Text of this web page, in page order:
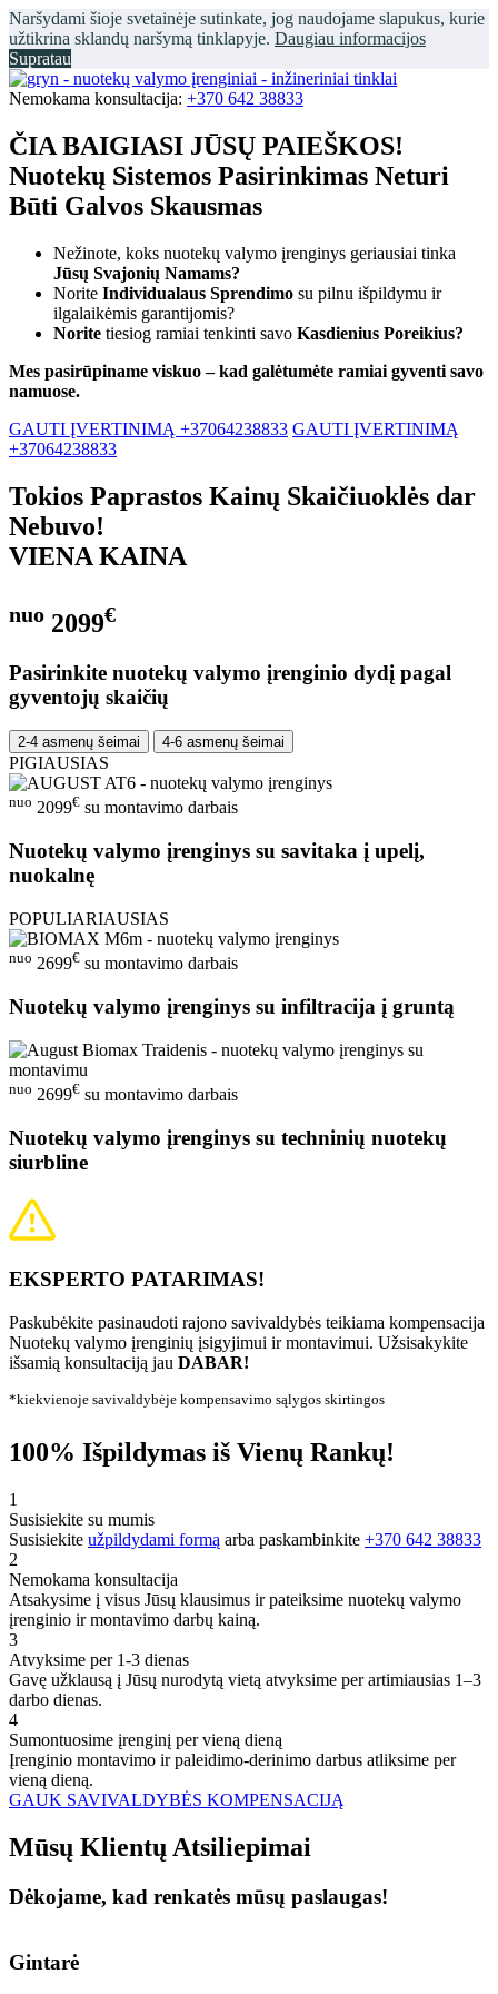
Naršydami šioje svetainėje sutinkate, jog naudojame slapukus, kurie
užtikrina sklandų naršymą tinklapyje. Daugiau informacijos
Supratau
Nemokama konsultacija: +370 642 38833
ČIA BAIGIASI JŪSŲ PAIEŠKOS!
Nuotekų Sistemos Pasirinkimas Neturi
Būti Galvos Skausmas
Nežinote, koks nuotekų valymo įrenginys geriausiai tinka
Jūsų Svajonių Namams?
Norite Individualaus Sprendimo su pilnu išpildymu ir
ilgalaikėmis garantijomis?
Norite tiesiog ramiai tenkinti savo Kasdienius Poreikius?
Mes pasirūpiname viskuo – kad galėtumėte ramiai gyventi savo
namuose.
GAUTI ĮVERTINIMĄ +37064238833 GAUTI ĮVERTINIMĄ
+37064238833
Tokios Paprastos Kainų Skaičiuoklės dar
Nebuvo!
VIENA KAINA
nuo 2099€
Pasirinkite nuotekų valymo įrenginio dydį pagal
gyventojų skaičių
2-4 asmenų šeimai 4-6 asmenų šeimai
PIGIAUSIAS
nuo 2099€ su montavimo darbais
Nuotekų valymo įrenginys su savitaka į upelį,
nuokalnę
POPULIARIAUSIAS
nuo 2699€ su montavimo darbais
Nuotekų valymo įrenginys su infiltracija į gruntą
nuo 2699€ su montavimo darbais
Nuotekų valymo įrenginys su techninių nuotekų
siurbline
EKSPERTO PATARIMAS!
Paskubėkite pasinaudoti rajono savivaldybės teikiama kompensacija
Nuotekų valymo įrenginių įsigyjimui ir montavimui. Užsisakykite
išsamią konsultaciją jau DABAR!
*kiekvienoje savivaldybėje kompensavimo sąlygos skirtingos
100% Išpildymas iš Vienų Rankų!
1
Susisiekite su mumis
Susisiekite užpildydami formą arba paskambinkite +370 642 38833
2
Nemokama konsultacija
Atsakysime į visus Jūsų klausimus ir pateiksime nuotekų valymo
įrenginio ir montavimo darbų kainą.
3
Atvyksime per 1-3 dienas
Gavę užklausą į Jūsų nurodytą vietą atvyksime per artimiausias 1–3
darbo dienas.
4
Sumontuosime įrenginį per vieną dieną
Įrenginio montavimo ir paleidimo-derinimo darbus atliksime per
vieną dieną.
GAUK SAVIVALDYBĖS KOMPENSACIJĄ
Mūsų Klientų Atsiliepimai
Dėkojame, kad renkatės mūsų paslaugas!
Gintarė